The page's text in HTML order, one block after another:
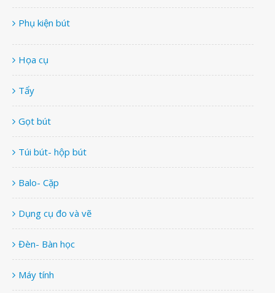
Phụ kiện bút
Họa cụ
Tẩy
Gọt bút
Túi bút- hộp bút
Balo- Cặp
Dụng cụ đo và vẽ
Đèn- Bàn học
Máy tính